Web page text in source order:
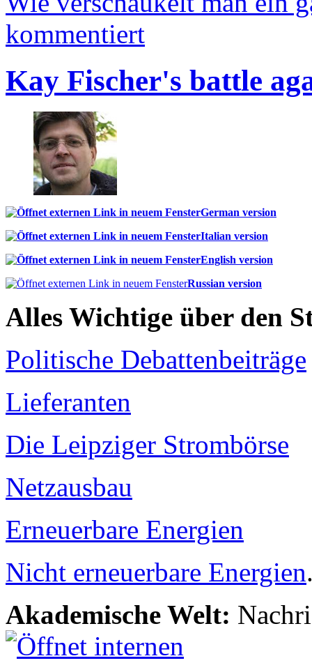
kommentiert
Kay Fischer's battle
German version
Italian version
English version
Russian version
Alles Wichtige über den
Politische Debattenbeiträge
Lieferanten
Die Leipziger Strombörse
Netzausbau
Erneuerbare Energien
Nicht erneuerbare Energien
Akademische Welt: